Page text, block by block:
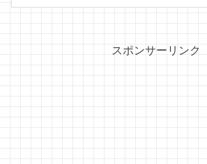
スポンサーリンク